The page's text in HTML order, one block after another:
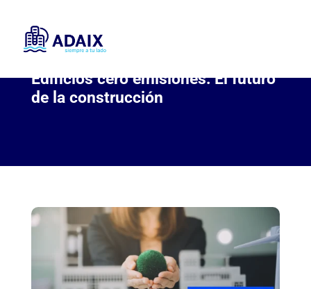
Edificios cero emisiones: El futuro
de la construcción